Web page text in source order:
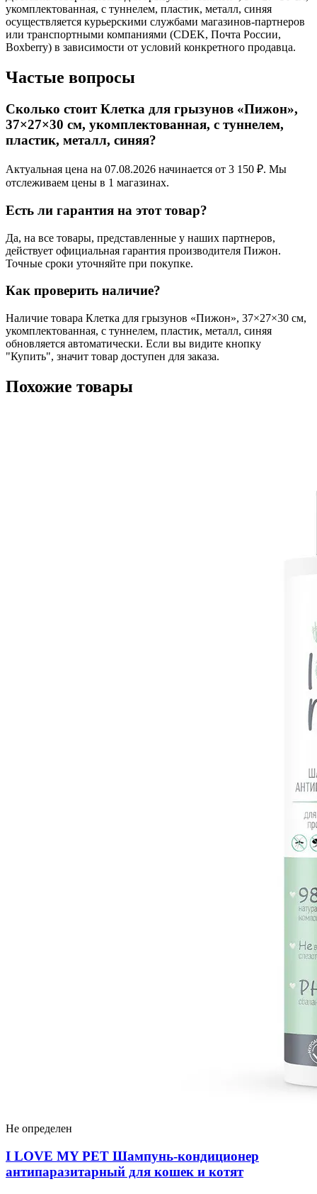
укомплектованная, с туннелем, пластик, металл, синяя
осуществляется курьерскими службами магазинов-партнеров
или транспортными компаниями (CDEK, Почта России,
Boxberry) в зависимости от условий конкретного продавца.
Частые вопросы
Сколько стоит Клетка для грызунов «Пижон»,
37×27×30 см, укомплектованная, с туннелем,
пластик, металл, синяя?
Актуальная цена на 07.08.2026 начинается от 3 150 ₽. Мы
отслеживаем цены в 1 магазинах.
Есть ли гарантия на этот товар?
Да, на все товары, представленные у наших партнеров,
действует официальная гарантия производителя Пижон.
Точные сроки уточняйте при покупке.
Как проверить наличие?
Наличие товара Клетка для грызунов «Пижон», 37×27×30 см,
укомплектованная, с туннелем, пластик, металл, синяя
обновляется автоматически. Если вы видите кнопку
"Купить", значит товар доступен для заказа.
Похожие товары
Не определен
I LOVЕ MY PET Шампунь-кондиционер
антипаразитарный для кошек и котят